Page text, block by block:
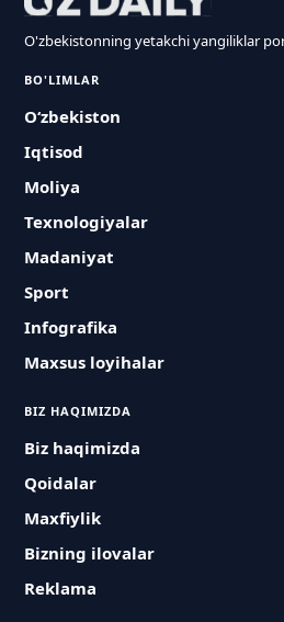
O'zbekistonning yetakchi yangiliklar
BO'LIMLAR
O‘zbekiston
Iqtisod
Moliya
Texnologiyalar
Madaniyat
Sport
Infografika
Maxsus loyihalar
BIZ HAQIMIZDA
Biz haqimizda
Qoidalar
Maxfiylik
Bizning ilovalar
Reklama